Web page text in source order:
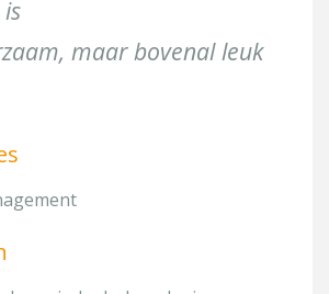
wilt u contact opnemen*
maar bovenal leuk